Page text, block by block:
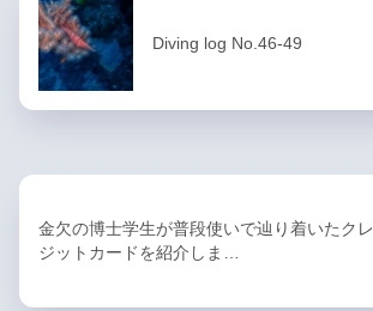
Diving log No.46-49
金欠の博士学生が普段使いで辿り着いたクレ
ジットカードを紹介しま…